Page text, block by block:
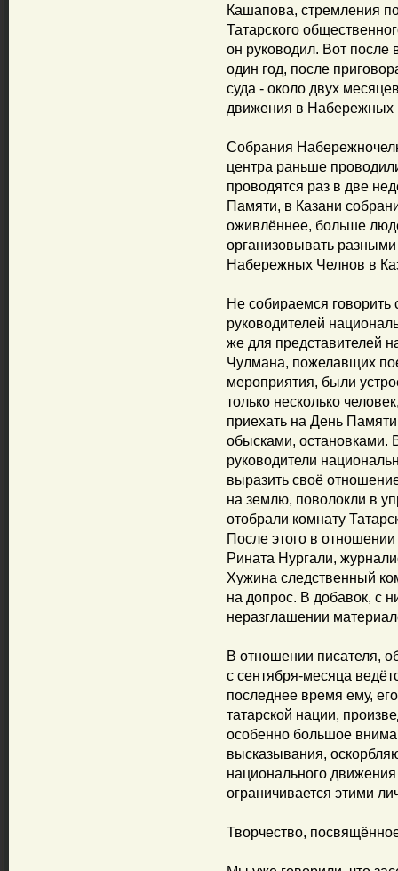
Кашапова, стремления
Татарского
он руководил. Вот после
один год, после
суда - около двух
движения в Набережных
Собрания
центра раньше
проводятся раз в две
Памяти, в Казани
оживлённее, больше
организовывать разными
Набережных Челнов в
Не собираемся
руководителей
же для представителей
Чулмана, пожелавщих
мероприятия, были
только несколько
приехать на День
обысками, остановками.
руководители
выразить своё
на землю, поволокли в
отобрали комнату
После этого в
Рината Нургали,
Хужина следственный
на допрос. В добавок, с
неразглашении
В отношении писателя,
с сентября-месяца
последнее время ему,
татарской нации,
особенно большое
высказывания,
национального
ограничивается этими
Творчество,